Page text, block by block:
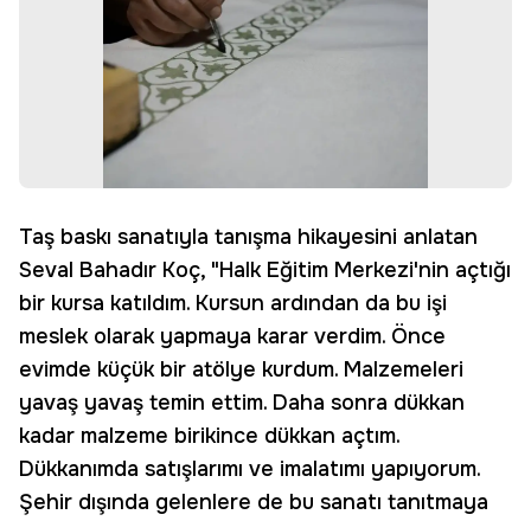
Taş baskı sanatıyla tanışma hikayesini anlatan
Seval Bahadır Koç, "Halk Eğitim Merkezi'nin açtığı
bir kursa katıldım. Kursun ardından da bu işi
meslek olarak yapmaya karar verdim. Önce
evimde küçük bir atölye kurdum. Malzemeleri
yavaş yavaş temin ettim. Daha sonra dükkan
kadar malzeme birikince dükkan açtım.
Dükkanımda satışlarımı ve imalatımı yapıyorum.
Şehir dışında gelenlere de bu sanatı tanıtmaya